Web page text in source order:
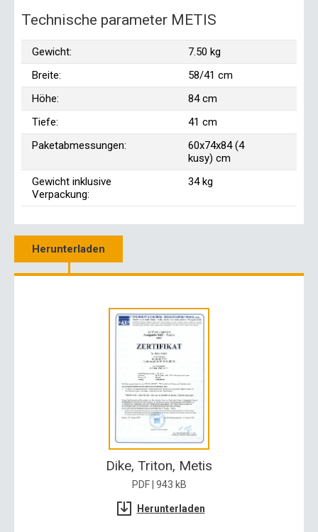
Technische parameter METIS
Gewicht:
7.50 kg
Breite:
58/41 cm
Höhe:
84 cm
Tiefe:
41 cm
Paketabmessungen:
60x74x84 (4
kusy) cm
Gewicht inklusive
Verpackung:
34 kg
Herunterladen
Dike, Triton, Metis
PDF | 943 kB
Herunterladen